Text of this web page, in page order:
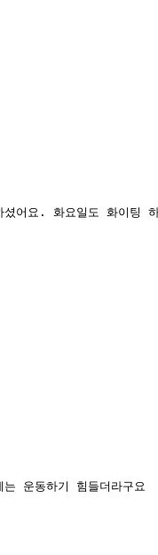
어요. 화요일도 화이팅
운동하기 힘들더라구요